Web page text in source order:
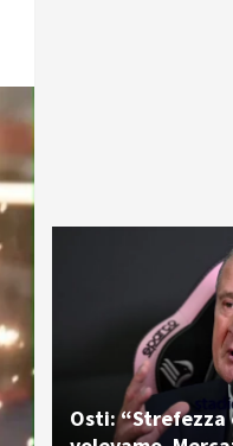
Osti: “Strefezza